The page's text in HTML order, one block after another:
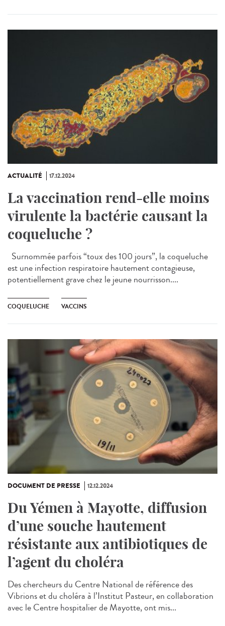
ACTUALITÉ 17.12.2024
La vaccination rend-elle moins
virulente la bactérie causant la
coqueluche ?
Surnommée parfois “toux des 100 jours”, la coqueluche
est une infection respiratoire hautement contagieuse,
potentiellement grave chez le jeune nourrisson....
COQUELUCHE VACCINS
DOCUMENT DE PRESSE 12.12.2024
Du Yémen à Mayotte, diffusion
d’une souche hautement
résistante aux antibiotiques de
l’agent du choléra
Des chercheurs du Centre National de référence des
Vibrions et du choléra à l’Institut Pasteur, en collaboration
avec le Centre hospitalier de Mayotte, ont mis...